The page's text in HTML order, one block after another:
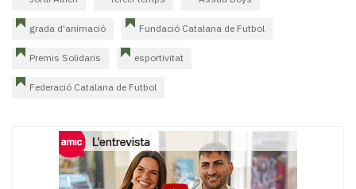
grada d'animació Fundació Catalana de Futbol
Premis Solidaris esportivitat
Federació Catalana de Futbol